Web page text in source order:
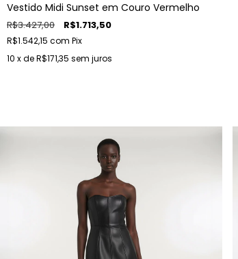
Vestido Midi Sunset em Couro Vermelho
R$3.427,00 R$1.713,50
R$1.542,15 com Pix
10 x deR$171,35 sem juros